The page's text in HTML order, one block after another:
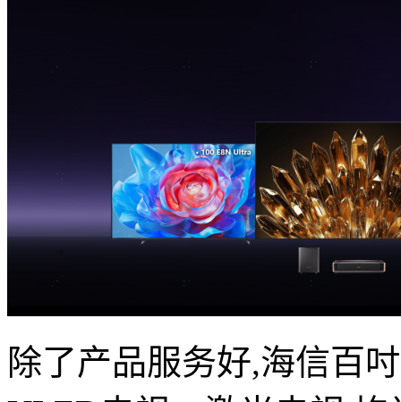
除了产品服务好,海信百